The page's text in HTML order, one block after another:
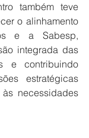
também teve
o alinhamento
e a Sabesp,
integrada das
e contribuindo
estratégicas
necessidades